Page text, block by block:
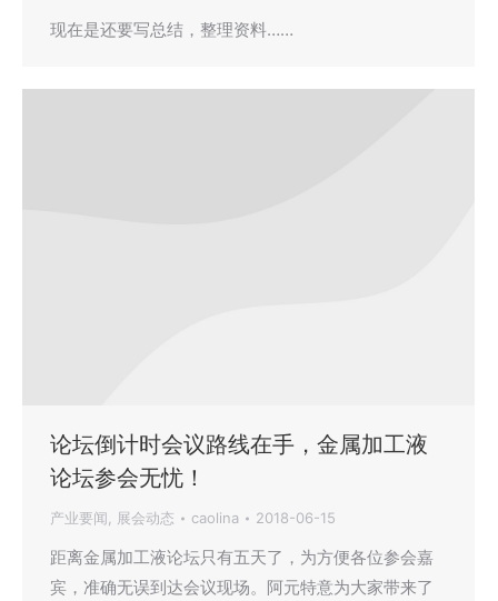
现在是还要写总结，整理资料……
论坛倒计时会议路线在手，金属加工液
论坛参会无忧！
产业要闻 展会动态 caolina 2018-06-15
距离金属加工液论坛只有五天了，为方便各位参会嘉
宾，准确无误到达会议现场。阿元特意为大家带来了